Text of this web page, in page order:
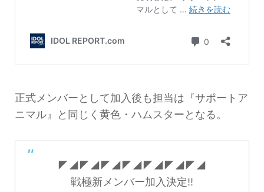
正式メンバーとして加入後も担当は『サポートア
ニマル』と同じく黄色・ハムスターとなる。
◤◢◤◢◤◢◤◢◤◢◤◢◤◢
戦極新メンバー加入決定!!